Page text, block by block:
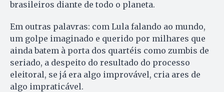
brasileiros diante de todo o planeta.
Em outras palavras: com Lula falando ao mundo,
um golpe imaginado e querido por milhares que
ainda batem à porta dos quartéis como zumbis de
seriado, a despeito do resultado do processo
eleitoral, se já era algo improvável, cria ares de
algo impraticável.